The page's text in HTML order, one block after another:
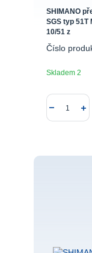
SHIMANO
SGS typ 51T
10/51 z
Číslo
Skladem 2